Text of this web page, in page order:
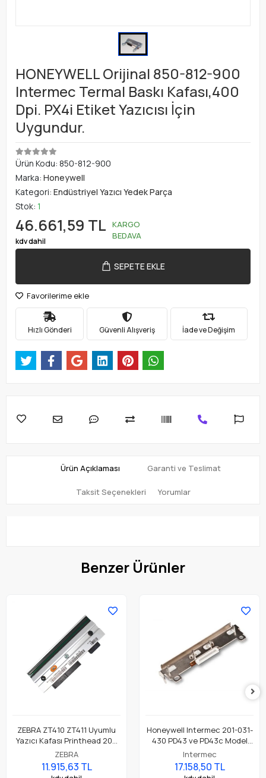
HONEYWELL Orijinal 850-812-900
Intermec Termal Baskı Kafası,400
Dpi. PX4i Etiket Yazıcısı İçin
Uygundur.
Ürün Kodu: 850-812-900
Marka: Honeywell
Kategori: Endüstriyel Yazıcı Yedek Parça
Stok: 1
46.661,59 TL
kdv dahil
KARGO
BEDAVA
SEPETE EKLE
Favorilerime ekle
Hızlı Gönderi Güvenli Alışveriş İade ve Değişim
Ürün Açıklaması Garanti ve Teslimat
Taksit Seçenekleri Yorumlar
Benzer Ürünler
ZEBRA ZT410 ZT411 Uyumlu
Yazıcı Kafası Printhead 203
Dpi Parça No: P1058930-009
ZEBRA
11.915,63 TL
Honeywell Intermec 201-031-
430 PD43 ve PD43c Model
Barkod Etiket Yazıcı 203 Dpi
Termal Baskı Kafası
Intermec
17.158,50 TL